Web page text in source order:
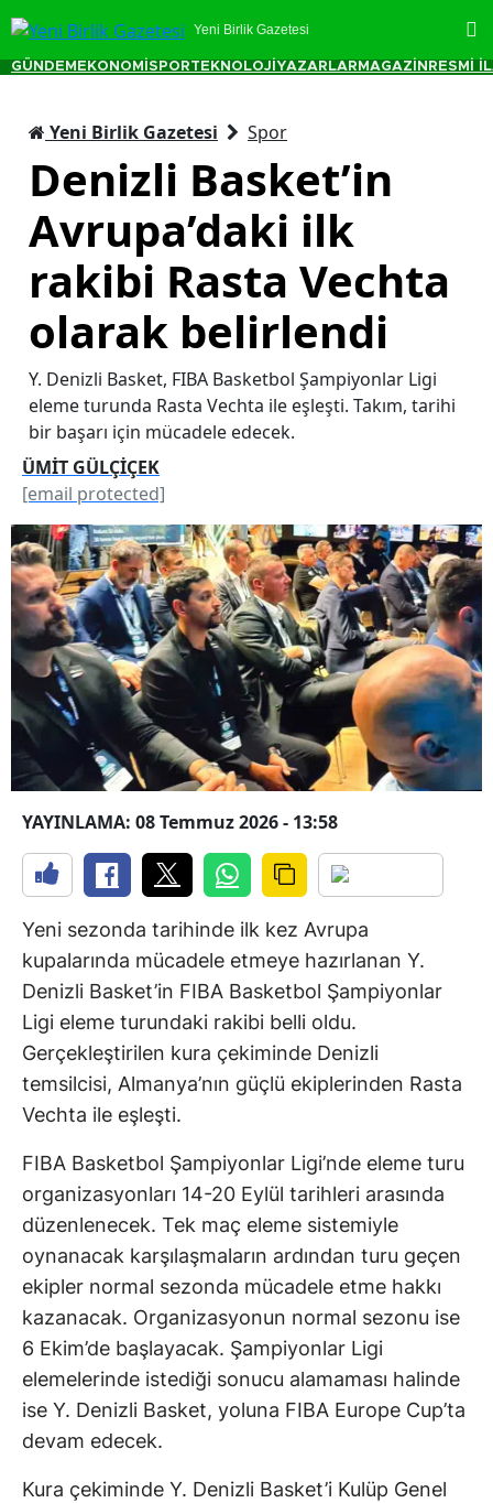
Yeni Birlik Gazetesi
GÜNDEM EKONOMİ SPORTEKNOLOJİ YAZARLAR MAGAZİN RESMİ
Yeni Birlik Gazetesi Spor
Denizli Basket’in
Avrupa’daki ilk
rakibi Rasta Vechta
olarak belirlendi
Y. Denizli Basket, FIBA Basketbol Şampiyonlar Ligi
eleme turunda Rasta Vechta ile eşleşti. Takım, tarihi
bir başarı için mücadele edecek.
ÜMİT GÜLÇİÇEK
[email protected]
YAYINLAMA: 08 Temmuz 2026 - 13:58
Yeni sezonda tarihinde ilk kez Avrupa
kupalarında mücadele etmeye hazırlanan Y.
Denizli Basket’in FIBA Basketbol Şampiyonlar
Ligi eleme turundaki rakibi belli oldu.
Gerçekleştirilen kura çekiminde Denizli
temsilcisi, Almanya’nın güçlü ekiplerinden Rasta
Vechta ile eşleşti.
FIBA Basketbol Şampiyonlar Ligi’nde eleme turu
organizasyonları 14-20 Eylül tarihleri arasında
düzenlenecek. Tek maç eleme sistemiyle
oynanacak karşılaşmaların ardından turu geçen
ekipler normal sezonda mücadele etme hakkı
kazanacak. Organizasyonun normal sezonu ise
6 Ekim’de başlayacak. Şampiyonlar Ligi
elemelerinde istediği sonucu alamaması halinde
ise Y. Denizli Basket, yoluna FIBA Europe Cup’ta
devam edecek.
Kura çekiminde Y. Denizli Basket’i Kulüp Genel